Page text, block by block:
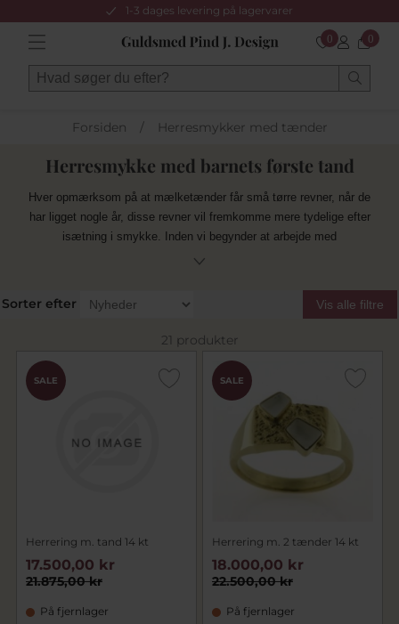
1-3 dages levering på lagervarer
0 0
Forsiden / Herresmykker med tænder
Herresmykke med barnets første tand
Hver opmærksom på at mælketænder får små tørre revner, når de
har ligget nogle år, disse revner vil fremkomme mere tydelige efter
isætning i smykke. Inden vi begynder at arbejde med
mælketænder vil der komme en tynd lim ned i tand, som trænger
Sorter efter Vis alle filtre
21 produkter
SALE
Herrering m. tand 14 kt
21.875,00 kr
17.500,00 kr
På fjernlager
SALE
Herrering m. 2 tænder 14 kt
22.500,00 kr
18.000,00 kr
På fjernlager